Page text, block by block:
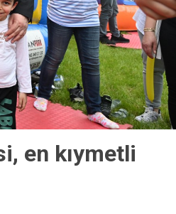
en kıymetli